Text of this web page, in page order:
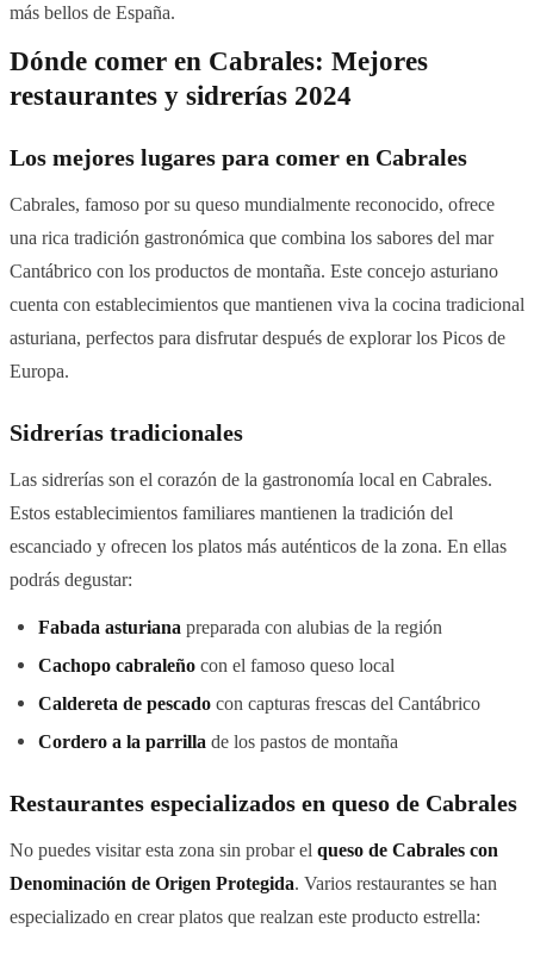
más bellos de España.
Dónde comer en Cabrales: Mejores
restaurantes y sidrerías 2024
Los mejores lugares para comer en Cabrales
Cabrales, famoso por su queso mundialmente reconocido, ofrece
una rica tradición gastronómica que combina los sabores del mar
Cantábrico con los productos de montaña. Este concejo asturiano
cuenta con establecimientos que mantienen viva la cocina tradicional
asturiana, perfectos para disfrutar después de explorar los Picos de
Europa.
Sidrerías tradicionales
Las sidrerías son el corazón de la gastronomía local en Cabrales.
Estos establecimientos familiares mantienen la tradición del
escanciado y ofrecen los platos más auténticos de la zona. En ellas
podrás degustar:
Fabada asturiana preparada con alubias de la región
Cachopo cabraleño con el famoso queso local
Caldereta de pescado con capturas frescas del Cantábrico
Cordero a la parrilla de los pastos de montaña
Restaurantes especializados en queso de Cabrales
No puedes visitar esta zona sin probar el queso de Cabrales con
Denominación de Origen Protegida. Varios restaurantes se han
especializado en crear platos que realzan este producto estrella: